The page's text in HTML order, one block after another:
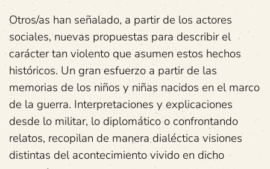
Otros/as han señalado, a partir de los actores
sociales, nuevas propuestas para describir el
carácter tan violento que asumen estos hechos
históricos. Un gran esfuerzo a partir de las
memorias de los niños y niñas nacidos en el marco
de la guerra. Interpretaciones y explicaciones
desde lo militar, lo diplomático o confrontando
relatos, recopilan de manera dialéctica visiones
distintas del acontecimiento vivido en dicho